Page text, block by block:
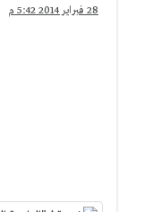
28 فبراير 2014 5:42 م